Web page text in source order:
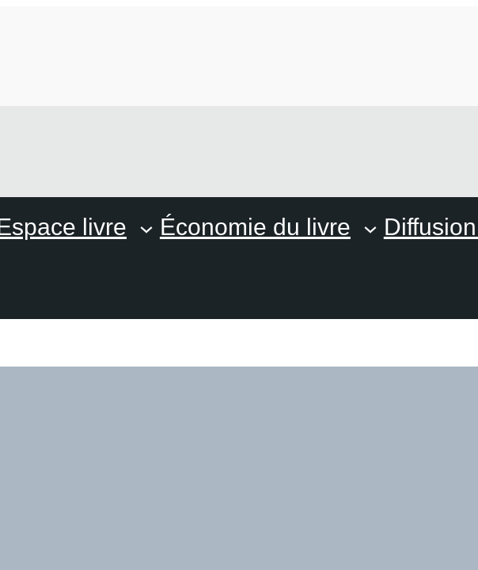
livre Économie du livre